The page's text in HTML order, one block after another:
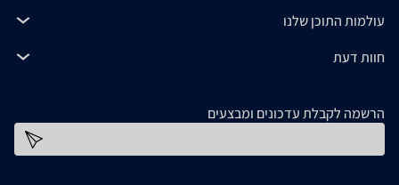
עולמות התוכן שלנו
חוות דעת
הרשמה לקבלת עדכונים ומבצעים